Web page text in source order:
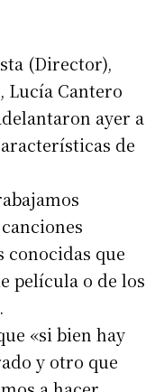
(Director),
Lucía Cantero
ayer a
de
conocidas que
película o de los
«si bien hay
y otro que